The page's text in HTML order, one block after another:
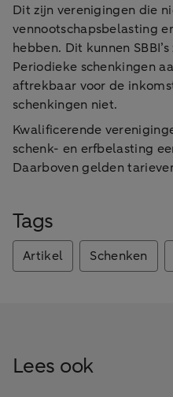
Dit zijn verenigingen die
vennootschapsbelasting
hebben. Dit kunnen
Periodieke schenkingen
aftrekbaar voor de
schenkingen niet.
Kwalificerende
schenk- en erfbelasting
Daarboven gelden
Tags
Artikel Schenken
Lees ook